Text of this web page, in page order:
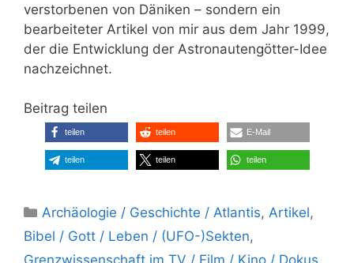
verstorbenen von Däniken – sondern ein
bearbeiteter Artikel von mir aus dem Jahr 1999,
der die Entwicklung der Astronautengötter-Idee
nachzeichnet.
Beitrag teilen
teilen teilen E-Mail
teilen teilen teilen
Kategorien
Archäologie / Geschichte / Atlantis,Artikel,
Bibel / Gott / Leben / (UFO-)Sekten,